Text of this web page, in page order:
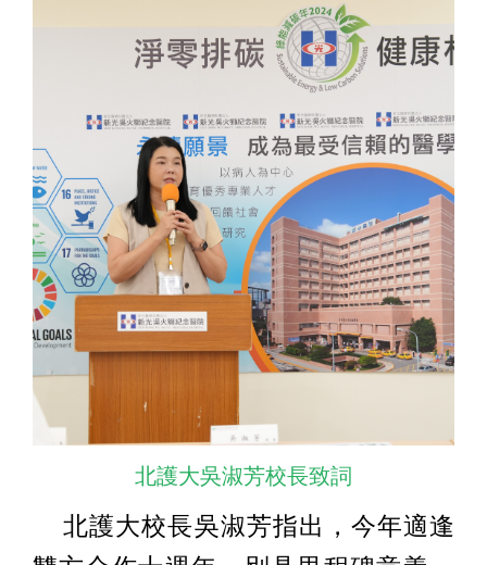
北護大吳淑芳校長致詞
北護大校長吳淑芳指出，今年適逢